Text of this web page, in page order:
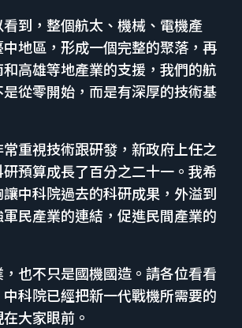
到，整個航太、機械、電機產
地區，形成一個完整的聚落，再
高雄等地產業的支援，我們的航
從零開始，而是有深厚的技術基
重視技術跟研發，新政府上任之
預算成長了百分之二十一。我希
中科院過去的科研成果，外溢到
民產業的連結，促進民間產業的
也不只是國機國造。請各位看看
科院已經把新一代戰機所需要的
大家眼前。